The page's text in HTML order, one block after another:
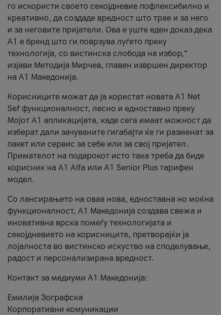
го искористи своето секојдневие пофлексибилно и
креативно, да создаде вредност што трае и за него
и за неговите пријатели. Ова е уште еден доказ дека
А1 е бренд што ги поврзува луѓето преку
технологија, со вистинска слобода на избор,“
изјави Методија Мирчев, главен извршен директор
на А1 Македонија.
Корисниците можат да ја користат новата А1 Net
Sef функционалност, лесно и едноставно преку
Мојот А1 апликацијата, каде сега имаат можност да
изберат дали зачуваните гигабајти ќе ги разменат за
пакет или сервис за себе или за свој пријател.
Примателот на подарокот исто така треба да биде
корисник на А1 Alfa или A1 Senior Plus тарифен
модел.
Со лансирањето на оваа нова, едноставна но моќна
функционалност, А1 Македонија создава свежа и
иновативна врска помеѓу технологијата и
секојдневието на корисниците, претворајќи ја
лојалноста во вистинско искуство на споделување,
радост и персонализирана вредност.
Контакт за медиуми А1 Македонија:
Емилија Зографска
Корпоративни комуникации